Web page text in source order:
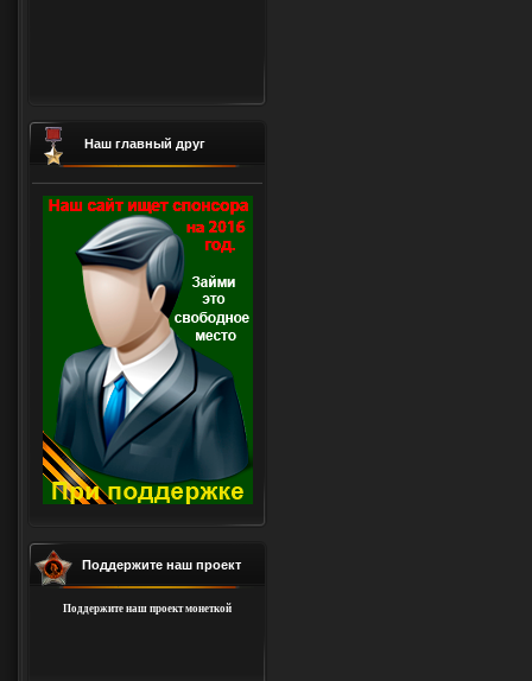
Наш главный друг
Поддержите наш проект
Поддержите наш проект монеткой